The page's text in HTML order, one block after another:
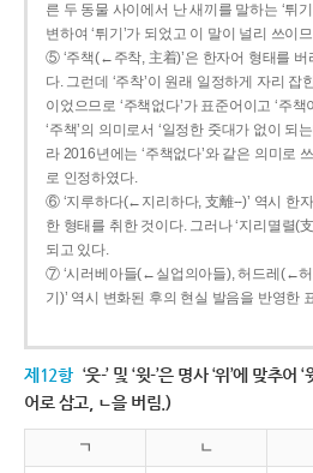
른 두 동물 사이에서 난 새끼를 말하는 ‘튀기
변하여 ‘튀기’가 되었고 이 말이 널리 쓰이
⑤ ‘주책(←주착, 主着)’은 한자어 형태를 버
다. 그런데 ‘주착’이 원래 일정하게 자리 잡
이었으므로 ‘주책없다’가 표준어이고 ‘주
‘주책’의 의미로서 ‘일정한 줏대가 없이 되
라 2016년에는 ‘주책없다’와 같은 의미로
로 인정하였다.
⑥ ‘지루하다(←지리하다, 支離--)’ 역시 한
한 형태를 취한 것이다. 그러나 ‘지리멸렬(
되고 있다.
⑦ ‘시러베아들(←실업의아들), 허드레(←
기)’ 역시 변화된 후의 현실 발음을 반영한
제12항 ‘웃-’ 및 ‘윗-’은 명사 ‘위’에 맞추
어로 삼고, ㄴ을 버림.)
ㄱ ㄴ